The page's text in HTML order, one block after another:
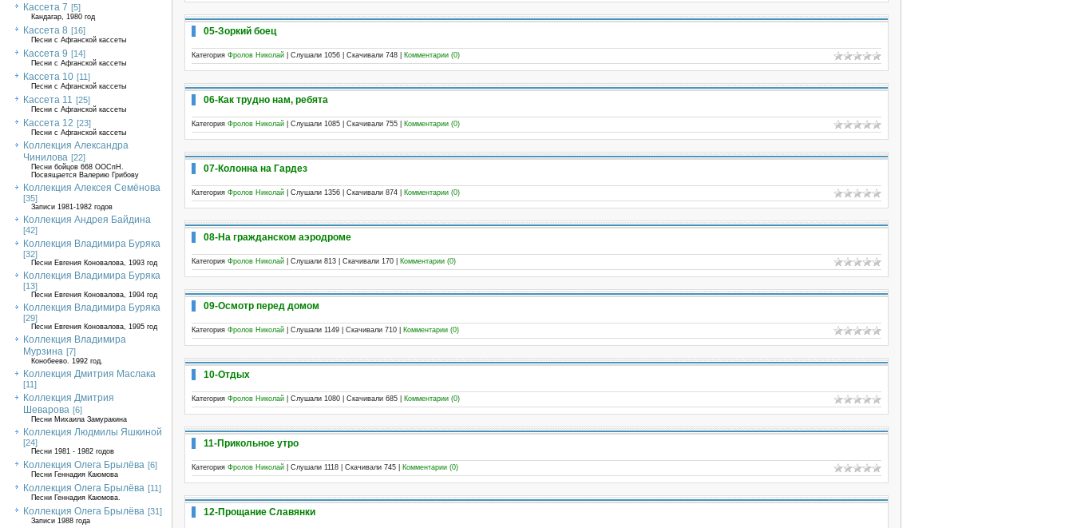
Кассета 7 [5]
Кандагар, 1980 год
Кассета 8 [16]
Песни с Афганской кассеты
Кассета 9 [14]
Песни с Афганской кассеты
Кассета 10 [11]
Песни с Афганской кассеты
Кассета 11 [25]
Песни с Афганской кассеты
Кассета 12 [23]
Песни с Афганской кассеты
Коллекция Александра
Чинилова [22]
Песни бойцов 668 ООСпН.
Посвящается Валерию Грибову
Коллекция Алексея Семёнова
[35]
Записи 1981-1982 годов
Коллекция Андрея Байдина
[42]
Коллекция Владимира Буряка
[32]
Песни Евгения Коновалова, 1993 год
Коллекция Владимира Буряка
[13]
Песни Евгения Коновалова, 1994 год
Коллекция Владимира Буряка
[29]
Песни Евгения Коновалова, 1995 год
Коллекция Владимира
Мурзина [7]
Конобеево. 1992 год.
Коллекция Дмитрия Маслака
[11]
Коллекция Дмитрия
Шеварова [6]
Песни Михаила Замуракина
Коллекция Людмилы Яшкиной
[24]
Песни 1981 - 1982 годов
Коллекция Олега Брылёва [6]
Песни Геннадия Каюмова
Коллекция Олега Брылёва [11]
Песни Геннадия Каюмова.
Коллекция Олега Брылёва [31]
Записи 1988 года
05-Зоркий боец
Категория Фролов Николай | Слушали 1056 | Скачивали 748 Комментарии (0)
06-Как трудно нам, ребята
Категория Фролов Николай | Слушали 1085 | Скачивали 755 Комментарии (0)
07-Колонна на Гардез
Категория Фролов Николай | Слушали 1356 | Скачивали 874 Комментарии (0)
08-На гражданском аэродроме
Категория Фролов Николай | Слушали 813 | Скачивали 170 Комментарии (0)
09-Осмотр перед домом
Категория Фролов Николай | Слушали 1149 | Скачивали 710 Комментарии (0)
10-Отдых
Категория Фролов Николай | Слушали 1080 | Скачивали 685 Комментарии (0)
11-Прикольное утро
Категория Фролов Николай | Слушали 1118 | Скачивали 745 Комментарии (0)
12-Прощание Славянки